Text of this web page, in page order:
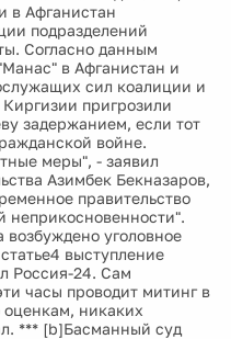
в Афганистан
подразделений
Согласно данным
в Афганистан и
сил коалиции и
пригрозили
задержанием, если тот
войне.
меры", - заявил
Азимбек Бекназаров,
правительство
неприкосновенности".
уголовное
выступление
Россия-24. Сам
часы проводит митинг в
никаких
*** [b]Басманный суд